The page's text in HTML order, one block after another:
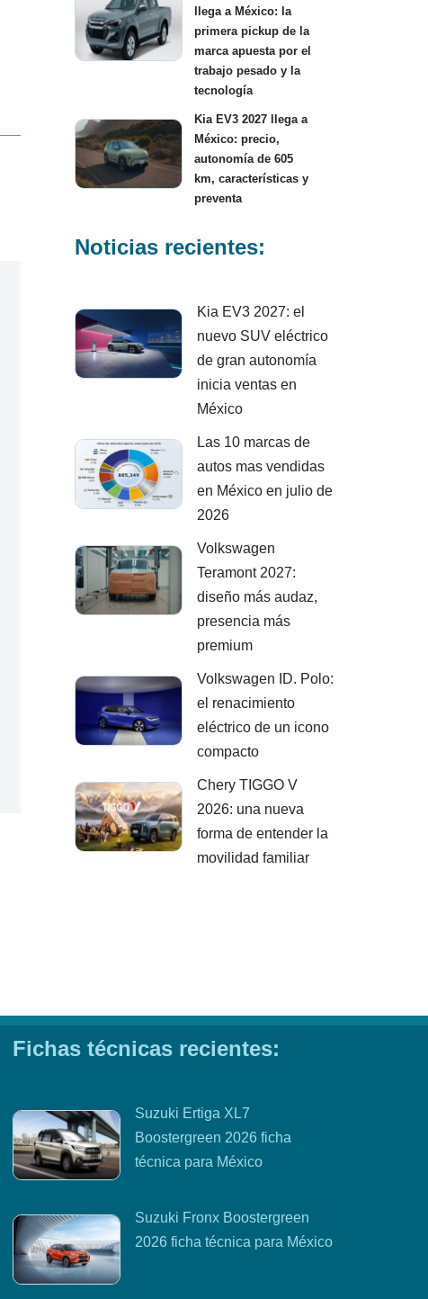
llega a México: la
primera pickup de la
marca apuesta por el
trabajo pesado y la
tecnología
Kia EV3 2027 llega a
México: precio,
autonomía de 605
km, características y
preventa
Noticias recientes:
Kia EV3 2027: el
nuevo SUV eléctrico
de gran autonomía
inicia ventas en
México
Las 10 marcas de
autos mas vendidas
en México en julio de
2026
Volkswagen
Teramont 2027:
diseño más audaz,
presencia más
premium
Volkswagen ID. Polo:
el renacimiento
eléctrico de un icono
compacto
Chery TIGGO V
2026: una nueva
forma de entender la
movilidad familiar
Fichas técnicas recientes:
Suzuki Ertiga XL7
Boostergreen 2026 ficha
técnica para México
Suzuki Fronx Boostergreen
2026 ficha técnica para México